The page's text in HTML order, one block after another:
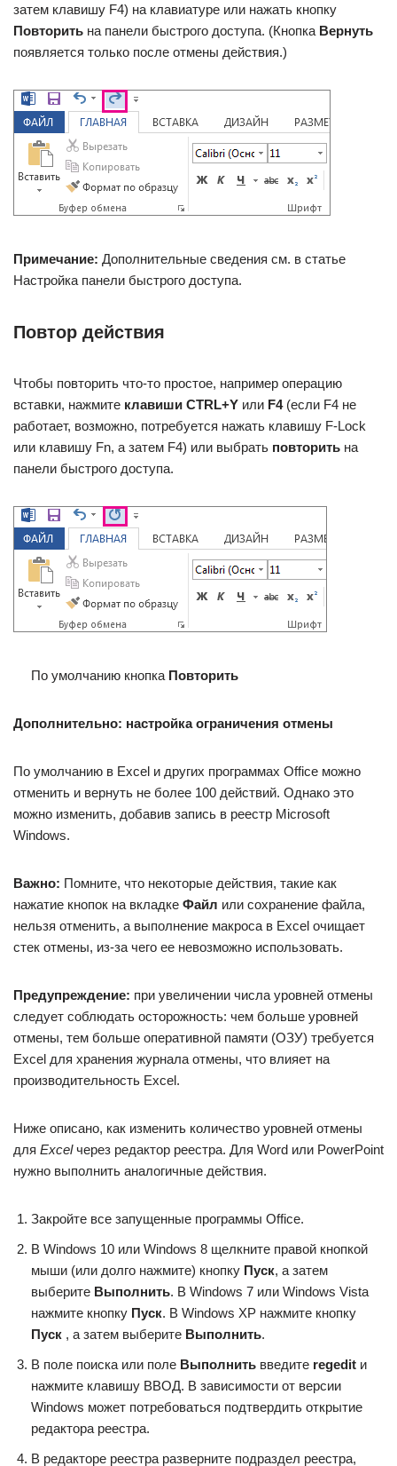
затем клавишу F4) на клавиатуре или нажать кнопку
Повторить на панели быстрого доступа. (Кнопка Вернуть
появляется только после отмены действия.)
Примечание: Дополнительные сведения см. в статье
Настройка панели быстрого доступа.
Повтор действия
Чтобы повторить что-то простое, например операцию
вставки, нажмите клавиши CTRL+Y или F4(если F4 не
работает, возможно, потребуется нажать клавишу F-Lock
или клавишу Fn, а затем F4) или выбрать повторить на
панели быстрого доступа.
По умолчанию кнопка Повторить
Дополнительно: настройка ограничения отмены
По умолчанию в Excel и других программах Office можно
отменить и вернуть не более 100 действий. Однако это
можно изменить, добавив запись в реестр Microsoft
Windows.
Важно: Помните, что некоторые действия, такие как
нажатие кнопок на вкладке Файл или сохранение файла,
нельзя отменить, а выполнение макроса в Excel очищает
стек отмены, из-за чего ее невозможно использовать.
Предупреждение: при увеличении числа уровней отмены
следует соблюдать осторожность: чем больше уровней
отмены, тем больше оперативной памяти (ОЗУ) требуется
Excel для хранения журнала отмены, что влияет на
производительность Excel.
Ниже описано, как изменить количество уровней отмены
для Excelчерез редактор реестра. Для Word или PowerPoint
нужно выполнить аналогичные действия.
Закройте все запущенные программы Office.
В Windows 10 или Windows 8 щелкните правой кнопкой
мыши (или долго нажмите) кнопку Пуск, а затем
выберите Выполнить. В Windows 7 или Windows Vista
нажмите кнопку Пуск. В Windows XP нажмите кнопку
Пуск , а затем выберите Выполнить.
В поле поиска или поле Выполнить введите regedit и
нажмите клавишу ВВОД. В зависимости от версии
Windows может потребоваться подтвердить открытие
редактора реестра.
В редакторе реестра разверните подраздел реестра,